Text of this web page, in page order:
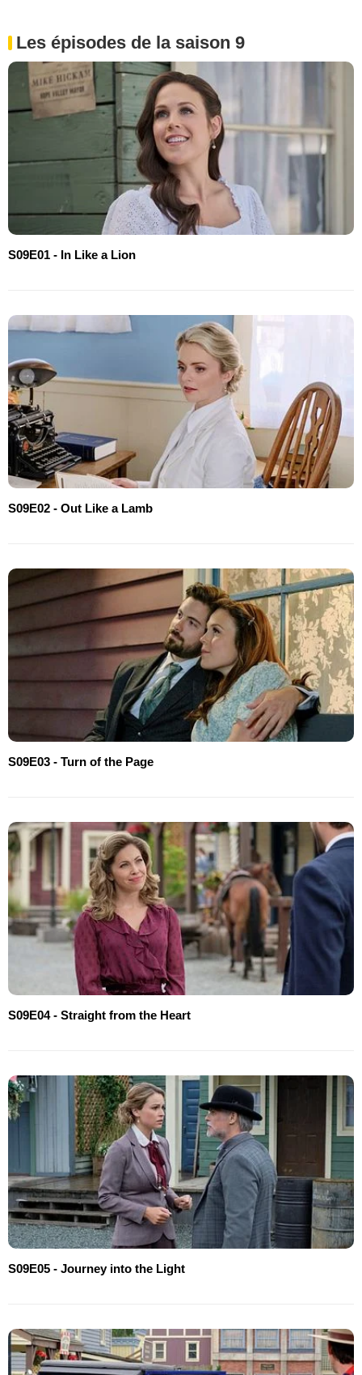
Les épisodes de la saison 9
S09E01 - In Like a Lion
S09E02 - Out Like a Lamb
S09E03 - Turn of the Page
S09E04 - Straight from the Heart
S09E05 - Journey into the Light